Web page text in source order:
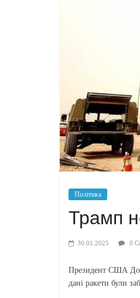
Політика
Трамп
30.01.2025 0
Президент США
дані ракети були